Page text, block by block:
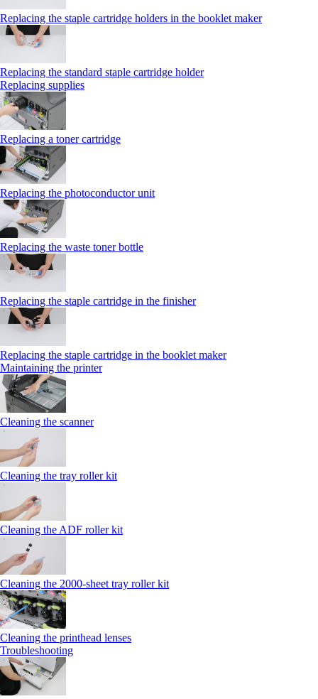
Replacing the staple cartridge holders in the booklet maker
Replacing the standard staple cartridge holder
Replacing supplies
Replacing a toner cartridge
Replacing the photoconductor unit
Replacing the waste toner bottle
Replacing the staple cartridge in the finisher
Replacing the staple cartridge in the booklet maker
Maintaining the printer
Cleaning the scanner
Cleaning the tray roller kit
Cleaning the ADF roller kit
Cleaning the 2000‑sheet tray roller kit
Cleaning the printhead lenses
Troubleshooting